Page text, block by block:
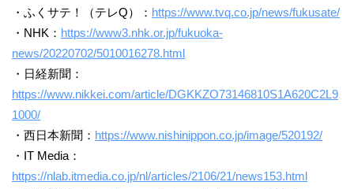
・ふくサテ！（テレQ）： https://www.tvq.co.jp/news/fukusate/
・NHK： https://www3.nhk.or.jp/fukuoka-
news/20220702/5010016278.html
・日経新聞：
https://www.nikkei.com/article/DGKKZO73146810S1A620C2L9
1000/
・西日本新聞： https://www.nishinippon.co.jp/image/520192/
・IT Media：
https://nlab.itmedia.co.jp/nl/articles/2106/21/news153.html